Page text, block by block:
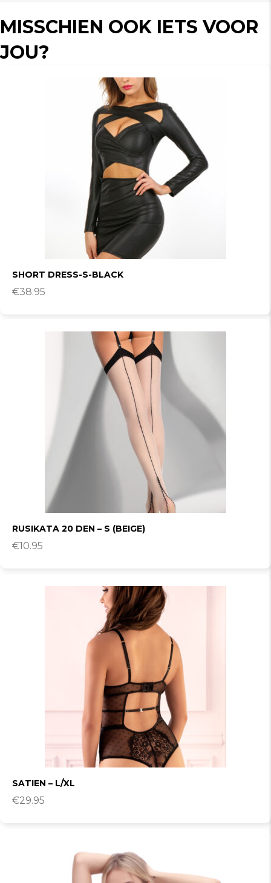
MISSCHIEN OOK IETS VOOR
JOU?
SHORT DRESS-S-BLACK
€38.95
RUSIKATA 20 DEN – S (BEIGE)
€10.95
SATIEN – L/XL
€29.95